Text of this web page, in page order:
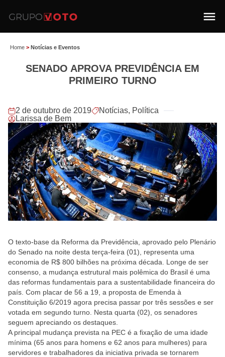
Home > Notícias e Eventos
SENADO APROVA PREVIDÊNCIA EM
PRIMEIRO TURNO
2 de outubro de 2019 Notícias, Política
Larissa de Bem
O texto-base da Reforma da Previdência, aprovado pelo Plenário
do Senado na noite desta terça-feira (01), representa uma
economia de R$ 800 bilhões na próxima década. Longe de ser
consenso, a mudança estrutural mais polêmica do Brasil é uma
das reformas fundamentais para a sustentabilidade financeira do
país. Com placar de 56 a 19, a proposta de Emenda à
Constituição 6/2019 agora precisa passar por três sessões e ser
votada em segundo turno. Nesta quarta (02), os senadores
seguem apreciando os destaques.
A principal mudança prevista na PEC é a fixação de uma idade
mínima (65 anos para homens e 62 anos para mulheres) para
servidores e trabalhadores da iniciativa privada se tornarem